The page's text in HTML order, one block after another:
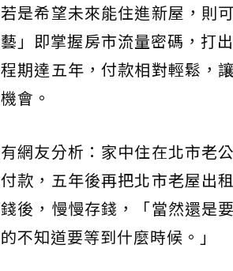
若是希望未來能住進新屋，則
藝」即掌握房市流量密碼，打
程期達五年，付款相對輕鬆，
機會。
有網友分析：家中住在北市老
付款，五年後再把北市老屋出
錢後，慢慢存錢，「當然還是
的不知道要等到什麼時候。」